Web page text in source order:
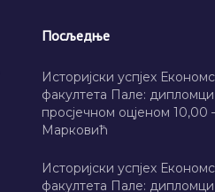
Посљедње
Историјски успјех
факултета Пале: дипломци
просјечном оцјеном 10,00
Марковић
Историјски успјех
факултета Пале: дипломци